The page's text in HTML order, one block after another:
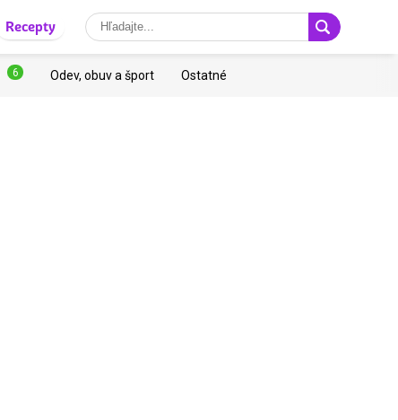
Recepty
6 Odev, obuv a šport Ostatné